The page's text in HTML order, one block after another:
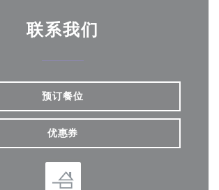
联系我们
预订餐位
优惠券